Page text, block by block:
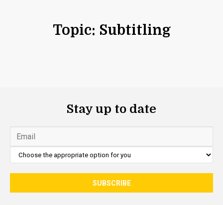
Topic: Subtitling
Stay up to date